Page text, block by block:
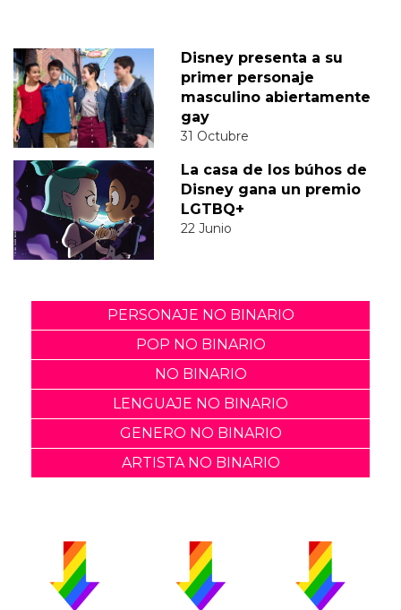
Disney presenta a su
primer personaje
masculino abiertamente
gay
31 Octubre
La casa de los búhos de
Disney gana un premio
LGTBQ+
22 Junio
PERSONAJE NO BINARIO
POP NO BINARIO
NO BINARIO
LENGUAJE NO BINARIO
GENERO NO BINARIO
ARTISTA NO BINARIO